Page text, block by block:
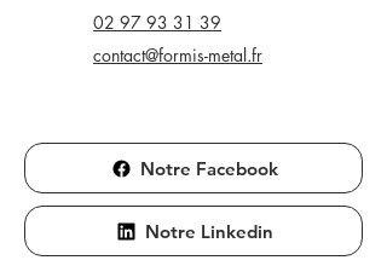
02 97 93 31 39
contact@formis-metal.fr
Notre Facebook
Notre Linkedin